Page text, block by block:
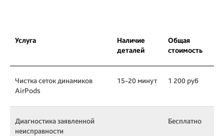
Услуга
Наличие
деталей
Общая
стоимость
Чистка сеток динамиков
AirPods
15-20 минут 1 200 pуб
Диагностика заявленной
неисправности
Бесплатно